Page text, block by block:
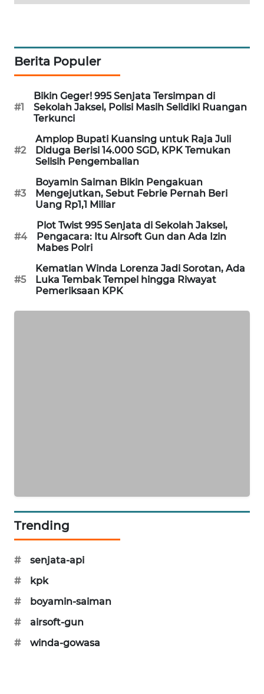
Berita Populer
#1
Bikin Geger! 995 Senjata Tersimpan di
Sekolah Jaksel, Polisi Masih Selidiki Ruangan
Terkunci
#2
Amplop Bupati Kuansing untuk Raja Juli
Diduga Berisi 14.000 SGD, KPK Temukan
Selisih Pengembalian
#3
Boyamin Saiman Bikin Pengakuan
Mengejutkan, Sebut Febrie Pernah Beri
Uang Rp1,1 Miliar
#4
Plot Twist 995 Senjata di Sekolah Jaksel,
Pengacara: Itu Airsoft Gun dan Ada Izin
Mabes Polri
#5
Kematian Winda Lorenza Jadi Sorotan, Ada
Luka Tembak Tempel hingga Riwayat
Pemeriksaan KPK
Trending
#
senjata-api
#
kpk
#
boyamin-saiman
#
airsoft-gun
#
winda-gowasa
KONSUMEN
LISTRIK
MASYARAKAT
KELISTRIKAN
WALINKI
ID
MAWAKA
ID
MARTABAT
NET
PLN
WATCH
ALPERKLINAS
TAMBANG
SITUNGIR